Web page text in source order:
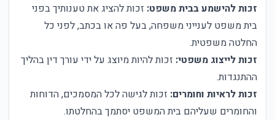
זכות להישמע בבית משפט: זכות להציג את טענותיך בפני
בית משפט לענייני משפחה, בעל פה או בכתב, לפני כל
החלטה משפטית.
זכות לייצוג משפטי: זכות להיות מיוצג על ידי עורך דין בהליך
ההתנגדות.
זכות לראיות וחומרים: זכות לגישה לכל המסמכים, הדוחות
והחומרים שעליהם בית המשפט יסתמך בהחלטתו.